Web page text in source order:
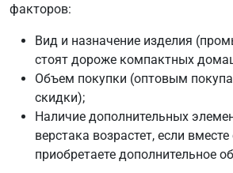
факторов:
Вид и назначение изделия
стоят дороже компактных
Объем покупки (оптовым
скидки);
Наличие дополнительных
верстака возрастет, если
приобретаете дополнительное